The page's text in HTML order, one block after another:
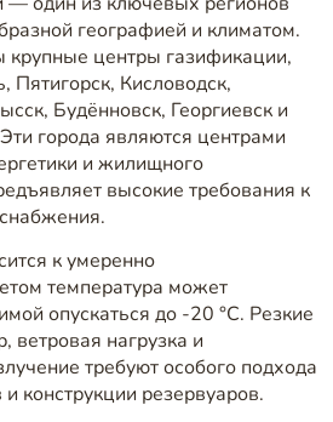
географией и климатом.
крупные центры газификации,
Пятигорск, Кисловодск,
Будённовск, Георгиевск и
города являются центрами
и жилищного
высокие требования к
к умеренно
температура может
опускаться до -20 °C. Резкие
ветровая нагрузка и
требуют особого подхода
конструкции резервуаров.